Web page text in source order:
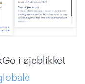
i øjeblikket